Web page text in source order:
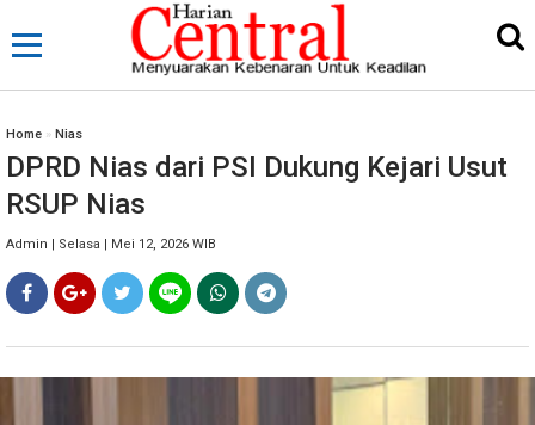
Home » Nias
DPRD Nias dari PSI Dukung Kejari Usut
RSUP Nias
Admin | Selasa | Mei 12, 2026 WIB